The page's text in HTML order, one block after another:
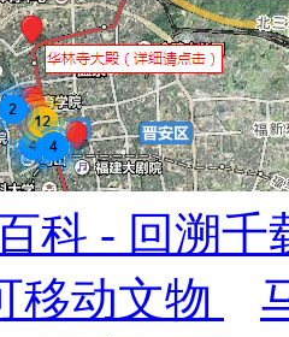
科 - 回溯
移动文物